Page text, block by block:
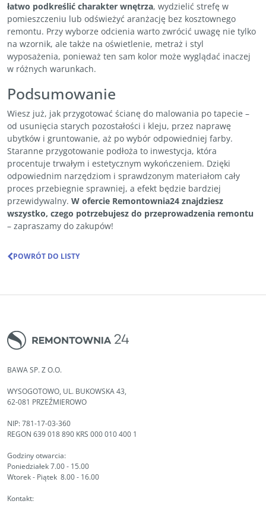
łatwo podkreślić charakter wnętrza, wydzielić strefę w
pomieszczeniu lub odświeżyć aranżację bez kosztownego
remontu. Przy wyborze odcienia warto zwrócić uwagę nie tylko
na wzornik, ale także na oświetlenie, metraż i styl
wyposażenia, ponieważ ten sam kolor może wyglądać inaczej
w różnych warunkach.
Podsumowanie
Wiesz już, jak przygotować ścianę do malowania po tapecie –
od usunięcia starych pozostałości i kleju, przez naprawę
ubytków i gruntowanie, aż po wybór odpowiedniej farby.
Staranne przygotowanie podłoża to inwestycja, która
procentuje trwałym i estetycznym wykończeniem. Dzięki
odpowiednim narzędziom i sprawdzonym materiałom cały
proces przebiegnie sprawniej, a efekt będzie bardziej
przewidywalny. W ofercie Remontownia24 znajdziesz
wszystko, czego potrzebujesz do przeprowadzenia remontu
– zapraszamy do zakupów!
POWRÓT DO LISTY
BAWA SP. Z O.O.
WYSOGOTOWO, UL. BUKOWSKA 43,
62-081 PRZEŹMIEROWO
NIP: 781-17-03-360
REGON 639 018 890 KRS 000 010 400 1
Godziny otwarcia:
Poniedziałek 7.00 - 15.00
Wtorek - Piątek 8.00 - 16.00
Kontakt: